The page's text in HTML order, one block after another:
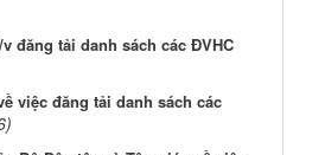
v đăng tải danh sách các ĐVHC
việc đăng tải danh sách các